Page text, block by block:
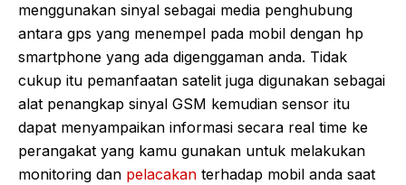
menggunakan sinyal sebagai media penghubung
antara gps yang menempel pada mobil dengan hp
smartphone yang ada digenggaman anda. Tidak
cukup itu pemanfaatan satelit juga digunakan sebagai
alat penangkap sinyal GSM kemudian sensor itu
dapat menyampaikan informasi secara real time ke
perangakat yang kamu gunakan untuk melakukan
monitoring dan pelacakan terhadap mobil anda saat